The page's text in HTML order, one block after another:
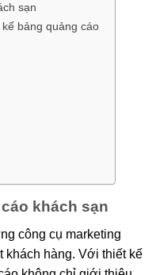
sạn
bảng quảng cáo
khách sạn
công cụ marketing
khách hàng. Với thiết kế